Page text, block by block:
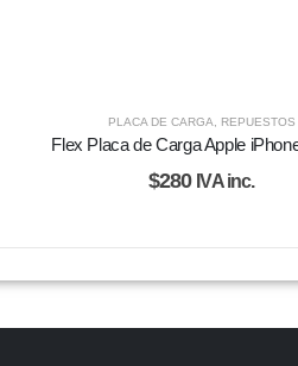
PLACA DE CARGA, REPUESTOS
Flex Placa de Carga Apple
$280 IVA inc.